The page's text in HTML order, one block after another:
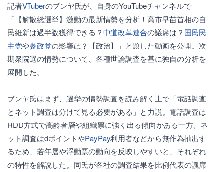
記者VTuberのブンヤ氏が、自身のYouTubeチャンネルで
「【解散総選挙】激動の最新情勢を分析！高市早苗首相の自
民維新は過半数獲得できる？中道改革連合の議席は？ 国民民
主党や参政党の影響は？【政治】」と題した動画を公開。次
期衆院選の情勢について、各種世論調査を基に独自の分析を
展開した。
ブンヤ氏はまず、選挙の情勢調査を読み解く上で「電話調査
とネット調査は分けて見る必要がある」と力説。電話調査は
RDD方式で高齢者層や組織票に強く出る傾向がある一方、ネ
ット調査はdポイントやPayPay利用者などから無作為抽出す
るため、若年層や浮動票の動向を反映しやすいと、それぞれ
の特性を解説した。同氏が各社の調査結果を比例代表の議席